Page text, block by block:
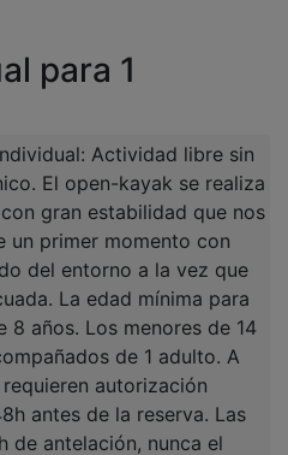
para 1
Actividad libre sin
El open-kayak se realiza
gran estabilidad que nos
un primer momento con
del entorno a la vez que
La edad mínima para
años. Los menores de 14
de 1 adulto. A
autorización
antes de la reserva. Las
de antelación, nunca el